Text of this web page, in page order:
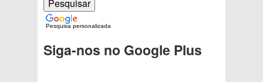
Pesquisa personalizada
Siga-nos no Google Plus